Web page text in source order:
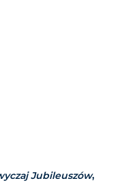
Jubileuszów,